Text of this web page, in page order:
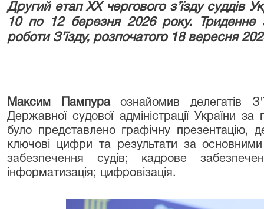
Другий етап ХХ чергового з’їзду суддів
10 по 12 березня 2026 року. Триденне
роботи З’їзду, розпочатого 18 вересня
Максим Пампураознайомив делегатів
Державної судової адміністрації України
було представлено графічну презентацію,
ключові цифри та результати за
забезпечення судів; кадрове
інформатизація; цифровізація.